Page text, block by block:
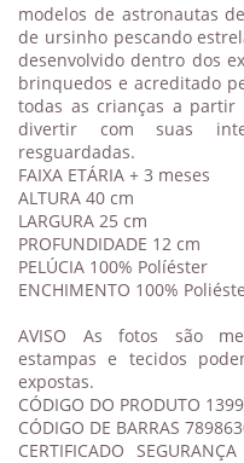
modelos de astronautas
de ursinho pescando
desenvolvido dentro dos
brinquedos e acreditado
todas as crianças a
divertir com suas
resguardadas.
FAIXA ETÁRIA + 3 meses
ALTURA 40 cm
LARGURA 25 cm
PROFUNDIDADE 12 cm
PELÚCIA 100% Políéster
ENCHIMENTO 100%
AVISO As fotos são
estampas e tecidos
expostas.
CÓDIGO DO PRODUTO 1399
CÓDIGO DE BARRAS
CERTIFICADO